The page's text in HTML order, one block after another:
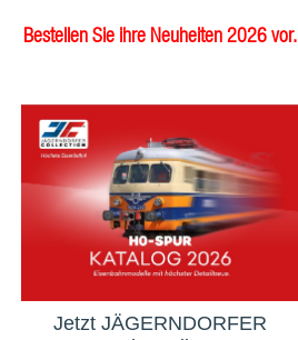
Bestellen Sie ihre Neuheiten 2026 vor.
Jetzt JÄGERNDORFER